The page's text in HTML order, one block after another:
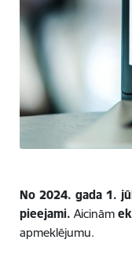
No 2024. gada 1.
pieejami. Aicinām
apmeklējumu.